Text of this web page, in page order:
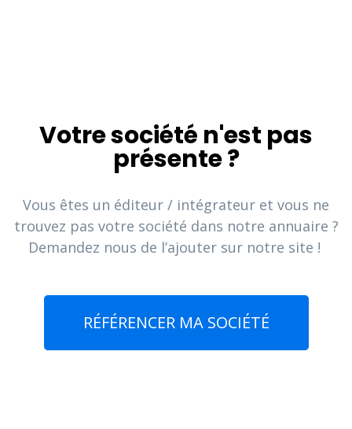
Votre société n'est pas
présente ?
Vous êtes un éditeur / intégrateur et vous ne
trouvez pas votre société dans notre annuaire ?
Demandez nous de l’ajouter sur notre site !
RÉFÉRENCER MA SOCIÉTÉ